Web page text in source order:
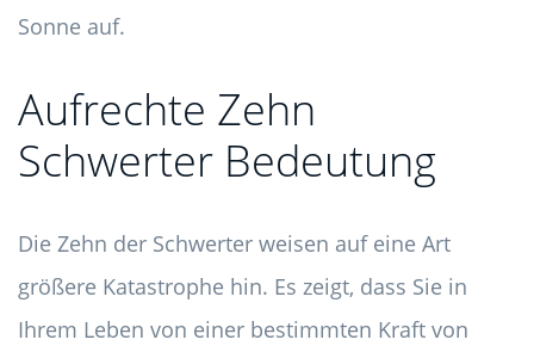
Sonne auf.
Aufrechte Zehn
Schwerter Bedeutung
Die Zehn der Schwerter weisen auf eine Art
größere Katastrophe hin. Es zeigt, dass Sie in
Ihrem Leben von einer bestimmten Kraft von